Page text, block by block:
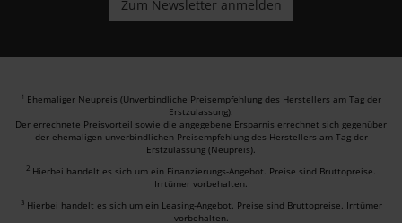
1 Ehemaliger Neupreis (Unverbindliche Preisempfehlung des Herstellers am Tag der
Erstzulassung).
Der errechnete Preisvorteil sowie die angegebene Ersparnis errechnet sich gegenüber
der ehemaligen unverbindlichen Preisempfehlung des Herstellers am Tag der
Erstzulassung (Neupreis).
2 Hierbei handelt es sich um ein Finanzierungs-Angebot. Preise sind Bruttopreise.
Irrtümer vorbehalten.
3 Hierbei handelt es sich um ein Leasing-Angebot. Preise sind Bruttopreise. Irrtümer
vorbehalten.